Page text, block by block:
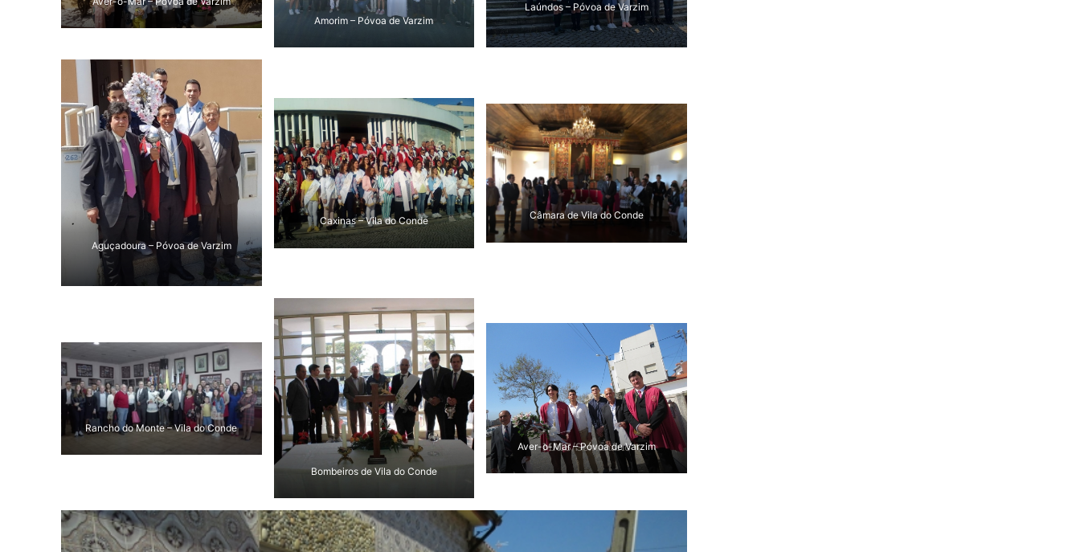
Amorim – Póvoa de Varzim
Laúndos – Póvoa de Varzim
Aguçadoura – Póvoa de Varzim
Caxinas – Vila do Conde Câmara de Vila do Conde
Rancho do Monte – Vila do Conde
Bombeiros de Vila do Conde
Aver-o-Mar – Póvoa de Varzim